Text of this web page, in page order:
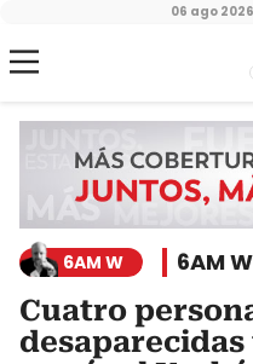
06 ago 2026
6AM W 6AM W
Cuatro